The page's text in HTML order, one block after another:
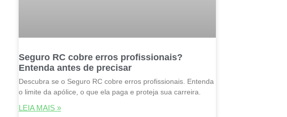
Seguro RC cobre erros profissionais?
Entenda antes de precisar
Descubra se o Seguro RC cobre erros profissionais. Entenda
o limite da apólice, o que ela paga e proteja sua carreira.
LEIA MAIS »